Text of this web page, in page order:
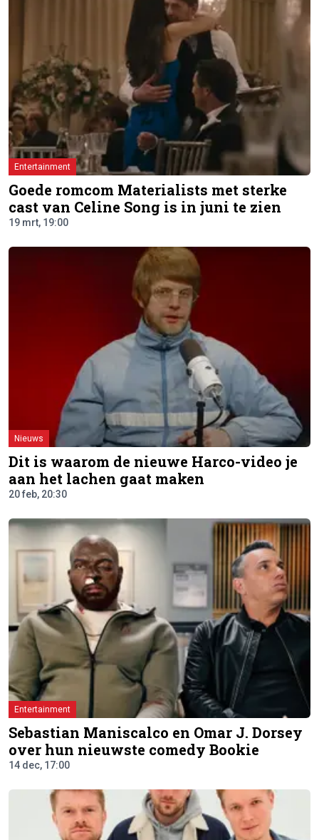
Entertainment
Goede romcom Materialists met sterke
cast van Celine Song is in juni te zien
19 mrt, 19:00
Nieuws
Dit is waarom de nieuwe Harco-video je
aan het lachen gaat maken
20 feb, 20:30
Entertainment
Sebastian Maniscalco en Omar J. Dorsey
over hun nieuwste comedy Bookie
14 dec, 17:00